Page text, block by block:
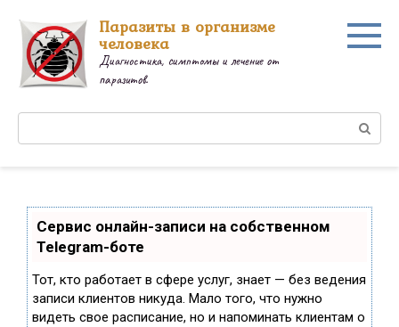
контенту
Паразиты в организме
человека
Диагностика, симптомы и лечение от
паразитов.
Сервис онлайн-записи на собственном
Telegram-боте
Тот, кто работает в сфере услуг, знает — без ведения
записи клиентов никуда. Мало того, что нужно
видеть свое расписание, но и напоминать клиентам о